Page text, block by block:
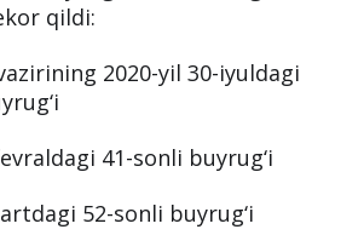
qildi:
2020-yil 30-iyuldagi
41-sonli buyrug‘i
52-sonli buyrug‘i